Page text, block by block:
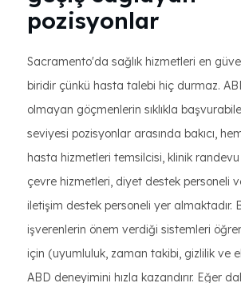
pozisyonlar
Sacramento'da sağlık hizmetleri en
biridir çünkü hasta talebi hiç durmaz.
olmayan göçmenlerin sıklıkla
seviyesi pozisyonlar arasında bakıcı,
hasta hizmetleri temsilcisi, klinik randevu
çevre hizmetleri, diyet destek personeli
iletişim destek personeli yer almaktadır.
işverenlerin önem verdiği sistemleri
için (uyumluluk, zaman takibi, gizlilik ve
ABD deneyimini hızla kazandırır. Eğer